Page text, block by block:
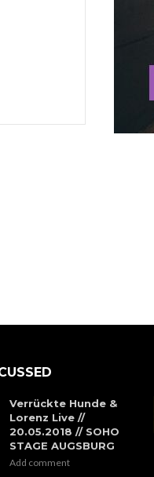
Verrückte Hunde &
Lorenz Live //
20.05.2018 // SOHO
STAGE AUGSBURG
Add comment